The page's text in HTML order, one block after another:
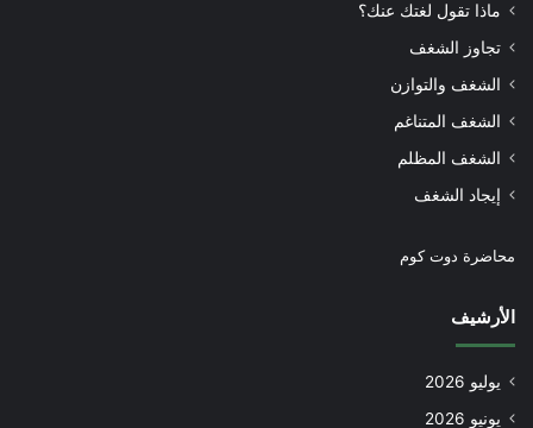
ماذا تقول لغتك عنك؟
تجاوز الشغف
الشغف والتوازن
الشغف المتناغم
الشغف المظلم
إيجاد الشغف
محاضرة دوت كوم
الأرشيف
يوليو 2026
يونيو 2026